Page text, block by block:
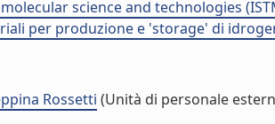
science and technologies
per produzione e 'storage' di
Rossetti (Unità di personale